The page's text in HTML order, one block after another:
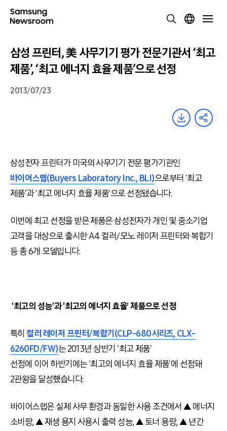
삼성 프린터, 美 사무기기 평가 전문기관서 ‘최고
제품’, ‘최고 에너지 효율 제품’으로 선정
2013/07/23
삼성전자 프린터가 미국의 사무기기 전문 평가기관인
바이어스랩(Buyers Laboratory Inc., BLI)으로부터 '최고
제품'과 '최고 에너지 효율 제품'으로 선정됐습니다.
이번에 최고 선정을 받은 제품은 삼성전자가 개인 및 중소기업
고객을 대상으로 출시한 A4 컬러/모노 레이저 프린터와 복합기
등 총 6개 모델입니다.
'최고의 성능'과 '최고의 에너지 효율' 제품으로 선정
특히 컬러 레이저 프린터/복합기(CLP-680시리즈, CLX-
6260FD/FW)는 2013년 상반기 '최고 제품'
선정에 이어 하반기에는 '최고의 에너지 효율 제품'에 선정돼
2관왕을 달성했습니다.
바이어스랩은 실제 사무 환경과 동일한 사용 조건에서 ▲ 에너지
소비량, ▲ 재생 용지 사용시 출력 성능, ▲ 토너 용량, ▲ 년간